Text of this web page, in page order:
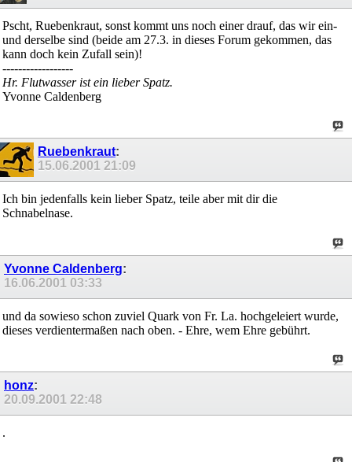
Pscht, Ruebenkraut, sonst kommt uns noch einer drauf, das wir ein-
und derselbe sind (beide am 27.3. in dieses Forum gekommen, das
kann doch kein Zufall sein)!
------------------
Hr. Flutwasser ist ein lieber Spatz.
Yvonne Caldenberg
Ruebenkraut:
15.06.2001 21:09
Ich bin jedenfalls kein lieber Spatz, teile aber mit dir die
Schnabelnase.
Yvonne Caldenberg:
16.06.2001 03:33
und da sowieso schon zuviel Quark von Fr. La. hochgeleiert wurde,
dieses verdientermaßen nach oben. - Ehre, wem Ehre gebührt.
honz:
20.09.2001 22:48
.